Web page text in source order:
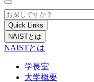
Quick Links
NAISTとは
NAISTとは
学長室
大学概要